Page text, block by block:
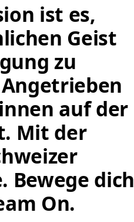
ist es,
Geist
zu
auf der
Mit der
Bewege
On.